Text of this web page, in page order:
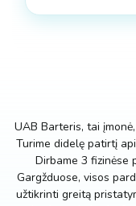
UAB Barteris, tai
Turime didelę patirtį
Dirbame 3 fizinėse
Gargžduose, visos
užtikrinti greitą